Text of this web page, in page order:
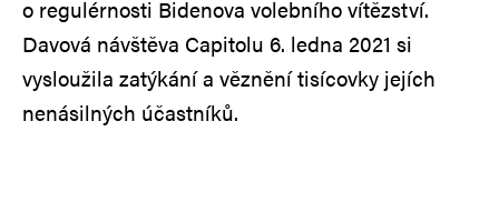
o regulérnosti Bidenova volebního vítězství.
Davová návštěva Capitolu 6. ledna 2021 si
vysloužila zatýkání a věznění tisícovky jejích
nenásilných účastníků.